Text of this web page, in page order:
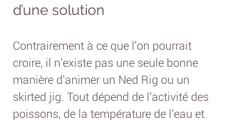
d’une solution
Contrairement à ce que l’on pourrait
croire, il n’existe pas une seule bonne
manière d’animer un Ned Rig ou un
skirted jig. Tout dépend de l’activité des
poissons, de la température de l’eau et